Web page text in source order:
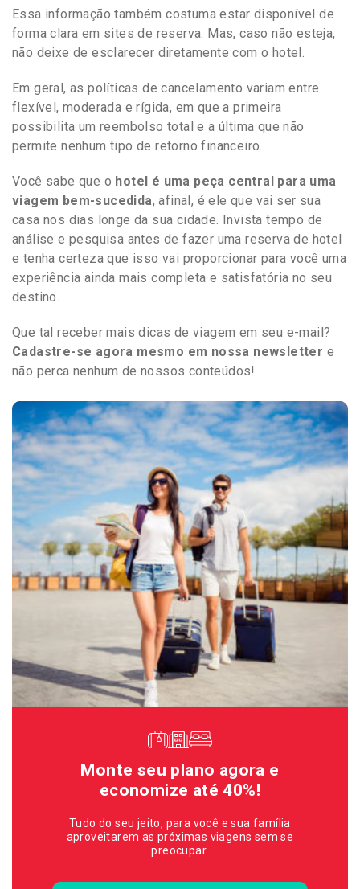
Essa informação também costuma estar disponível de
forma clara em sites de reserva. Mas, caso não esteja,
não deixe de esclarecer diretamente com o hotel.
Em geral, as políticas de cancelamento variam entre
flexível, moderada e rígida, em que a primeira
possibilita um reembolso total e a última que não
permite nenhum tipo de retorno financeiro.
Você sabe que o hotel é uma peça central para uma
viagem bem-sucedida, afinal, é ele que vai ser sua
casa nos dias longe da sua cidade. Invista tempo de
análise e pesquisa antes de fazer uma reserva de hotel
e tenha certeza que isso vai proporcionar para você uma
experiência ainda mais completa e satisfatória no seu
destino.
Que tal receber mais dicas de viagem em seu e-mail?
Cadastre-se agora mesmo em nossa newsletter e
não perca nenhum de nossos conteúdos!
Monte seu plano agora e
economize até 40%!
Tudo do seu jeito, para você e sua família
aproveitarem as próximas viagens sem se
preocupar.